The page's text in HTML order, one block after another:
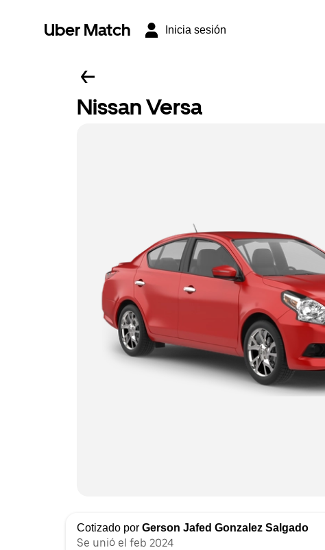
Uber Match Inicia sesión
Nissan Versa
Cotizado por Gerson Jafed Gonzalez Salgado
Se unió el feb 2024